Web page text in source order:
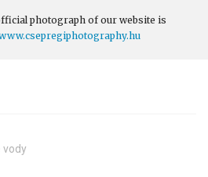
photograph of our website is
vody